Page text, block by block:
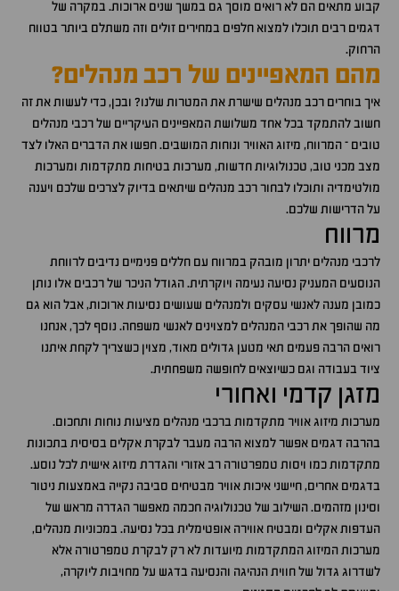
קבוע מתאים הם לא רואים מוסך גם במשך שנים ארוכות. במקרה של
דגמים רבים תוכלו למצוא חלפים במחירים זולים וזה משתלם ביותר בטווח
הרחוק.
מהם המאפיינים של רכב מנהלים?
איך בוחרים רכב מנהלים שישרת את המטרות שלנו? ובכן, כדי לעשות את זה
חשוב להתמקד בכל אחד משלושת המאפיינים העיקריים של רכבי מנהלים
טובים – המרווח, מיזוג האוויר ונוחות המושבים. חפשו את הדברים האלו לצד
מצב מכני טוב, טכנולוגיות חדשות, מערכות בטיחות מתקדמות ומערכות
מולטימדיה ותוכלו לבחור רכב מנהלים שיתאים בדיוק לצרכים שלכם ויענה
על הדרישות שלכם.
מרווח
לרכבי מנהלים יתרון מובהק במרווח עם חללים פנימיים נדיבים לרווחת
הנוסעים המעניק נסיעה נעימה ויוקרתית. הגודל הניכר של רכבים אלו נותן
כמובן מענה לאנשי עסקים ולמנהלים שעושים נסיעות ארוכות, אבל הוא גם
מה שהופך את רכבי המנהלים למצוינים לאנשי משפחה. נוסף לכך, אנחנו
רואים הרבה פעמים תאי מטען גדולים מאוד, מצוין כשצריך לקחת איתנו
ציוד בעבודה וגם כשיוצאים לחופשה משפחתית.
מזגן קדמי ואחורי
מערכות מיזוג אוויר מתקדמות ברכבי מנהלים מציעות נוחות ותחכום.
בהרבה דגמים אפשר למצוא הרבה מעבר לבקרת אקלים בסיסית בתכונות
מתקדמות כמו ויסות טמפרטורה רב אזורי והגדרת מיזוג אישית לכל נוסע.
בדגמים אחרים, חיישני איכות אוויר מבטיחים סביבה נקייה באמצעות ניטור
וסינון מזהמים. השילוב של טכנולוגיה חכמה מאפשר הגדרה מראש של
העדפות אקלים ומבטיח אווירה אופטימלית בכל נסיעה. במכוניות מנהלים,
מערכות המיזוג המתקדמות מיועדות לא רק לבקרת טמפרטורה אלא
לשדרוג גדול של חווית הנהיגה והנסיעה בדגש על מחויבות ליוקרה,